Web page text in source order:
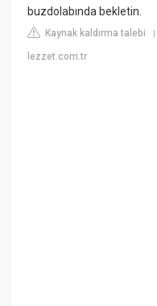
buzdolabında bekletin.
Kaynak kaldırma talebi
lezzet.com.tr